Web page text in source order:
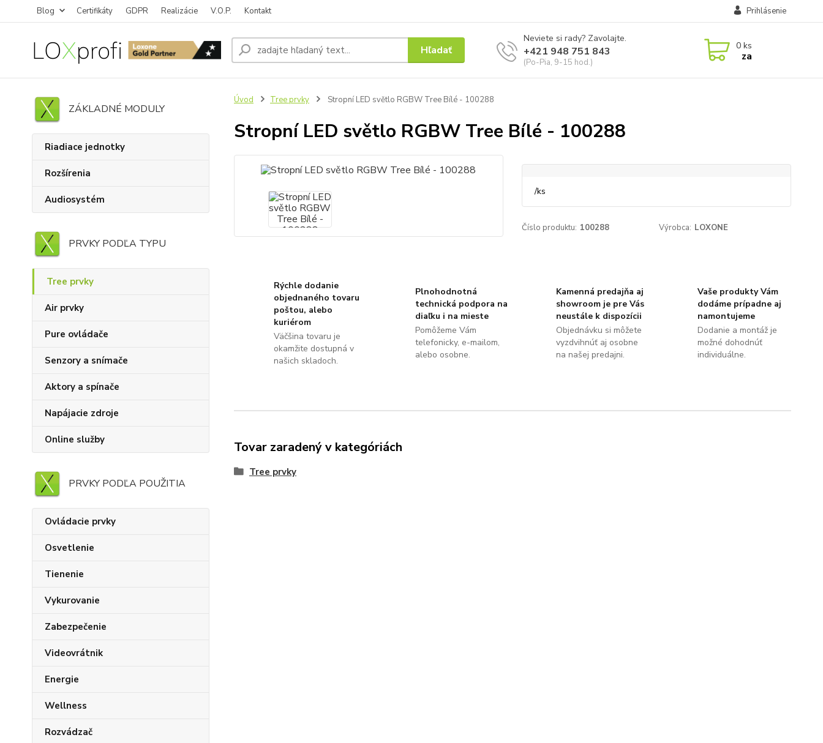
Blog Certifikáty GDPR Realizácie V.O.P. Kontakt Prihlásenie
Hľadať
Neviete si rady? Zavolajte.
+421 948 751 843
(Po-Pia, 9-15 hod.)
0 ks
za
ZÁKLADNÉ MODULY
Riadiace jednotky
Rozšírenia
Audiosystém
PRVKY PODĽA TYPU
Tree prvky
Air prvky
Pure ovládače
Senzory a snímače
Aktory a spínače
Napájacie zdroje
Online služby
PRVKY PODĽA POUŽITIA
Ovládacie prvky
Osvetlenie
Tienenie
Vykurovanie
Zabezpečenie
Videovrátnik
Energie
Wellness
Rozvádzač
Úvod Tree prvky Stropní LED světlo RGBW Tree Bílé - 100288
Stropní LED světlo RGBW Tree Bílé - 100288
/ks
Číslo produktu: 100288 Výrobca: LOXONE
Rýchle dodanie
objednaného tovaru
poštou, alebo
kuriérom
Väčšina tovaru je
okamžite dostupná v
našich skladoch.
Plnohodnotná
technická podpora na
diaľku i na mieste
Pomôžeme Vám
telefonicky, e-mailom,
alebo osobne.
Kamenná predajňa aj
showroom je pre Vás
neustále k dispozícii
Objednávku si môžete
vyzdvihnúť aj osobne
na našej predajni.
Vaše produkty Vám
dodáme prípadne aj
namontujeme
Dodanie a montáž je
možné dohodnúť
individuálne.
Tovar zaradený v kategóriách
Tree prvky